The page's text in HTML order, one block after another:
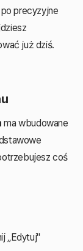
precyzyjne
już dziś.
ma wbudowane
coś
„Edytuj"